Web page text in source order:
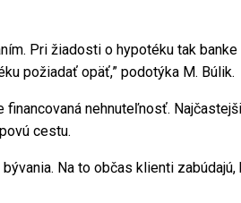
Pri žiadosti o hypotéku tak
požiadať opäť,” podotýka M. Búlik.
nehnuteľnosť.
cestu.
Na to občas klienti zabúdajú,